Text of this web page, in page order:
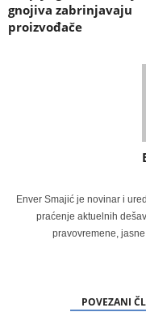
gnojiva zabrinjavaju
proizvođače
Enver Smajić je novinar i
praćenje aktuelnih
pravovremene,
POVEZANI